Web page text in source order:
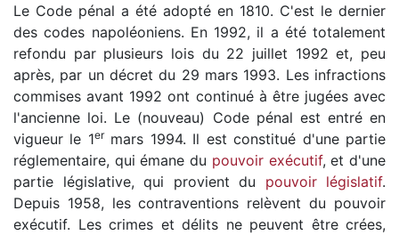
Le Code pénal a été adopté en 1810. C'est le dernier
des codes napoléoniens. En 1992, il a été totalement
refondu par plusieurs lois du 22 juillet 1992 et, peu
après, par un décret du 29 mars 1993. Les infractions
commises avant 1992 ont continué à être jugées avec
l'ancienne loi. Le (nouveau) Code pénal est entré en
vigueur le 1ermars 1994. Il est constitué d'une partie
réglementaire, qui émane du pouvoir exécutif, et d'une
partie législative, qui provient du pouvoir législatif.
Depuis 1958, les contraventions relèvent du pouvoir
exécutif. Les crimes et délits ne peuvent être crées,